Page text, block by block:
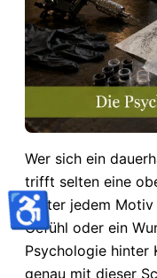
Wer sich ein
trifft selten eine
Hinter jedem
Gefühl oder ein
Psychologie hinter
genau mit dieser